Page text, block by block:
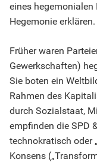
eines hegemonialen
Hegemonie erklären.
Früher waren
Gewerkschaften)
Sie boten ein
Rahmen des
durch Sozialstaat,
empfinden die SPD
technokratisch oder
Konsens